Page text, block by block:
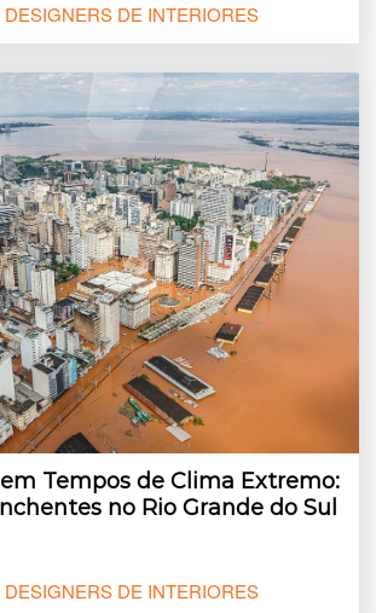
DE INTERIORES
Tempos de Clima Extremo:
no Rio Grande do Sul
DE INTERIORES